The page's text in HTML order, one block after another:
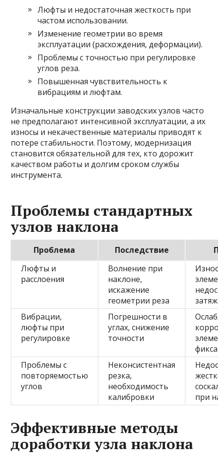
Люфты и недостаточная жесткость при
частом использовании.
Изменение геометрии во время
эксплуатации (расхождения, деформации).
Проблемы с точностью при регулировке
углов реза.
Повышенная чувствительность к
вибрациям и люфтам.
Изначальные конструкции заводских узлов часто
не предполагают интенсивной эксплуатации, а их
износы и некачественные материалы приводят к
потере стабильности. Поэтому, модернизация
становится обязательной для тех, кто дорожит
качеством работы и долгим сроком службы
инструмента.
Проблемы стандартных
узлов наклона
Проблема Последствие
Люфты и
расслоения
Волнение при
наклоне,
искажение
геометрии реза
Вибрации,
люфты при
регулировке
Погрешности в
углах, снижение
точности
Проблемы с
повторяемостью
углов
Неконсистентная
резка,
необходимость
калибровки
при
Эффективные методы
доработки узла наклона